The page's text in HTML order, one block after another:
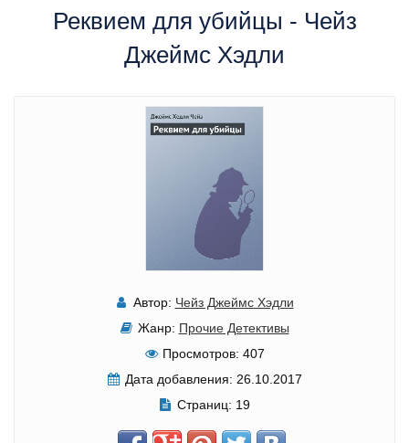
Реквием для убийцы - Чейз
Джеймс Хэдли
Автор: Чейз Джеймс Хэдли
Жанр: Прочие Детективы
Просмотров: 407
Дата добавления: 26.10.2017
Страниц: 19